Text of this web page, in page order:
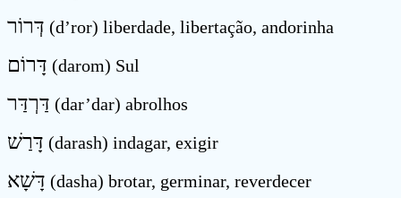
דְּרוֹר (d’ror) liberdade, libertação, andorinha
דָּרוֹם (darom) Sul
דַּרְדַּר (dar’dar) abrolhos
דָּרַשׁ (darash) indagar, exigir
דָּשָׁא (dasha) brotar, germinar, reverdecer